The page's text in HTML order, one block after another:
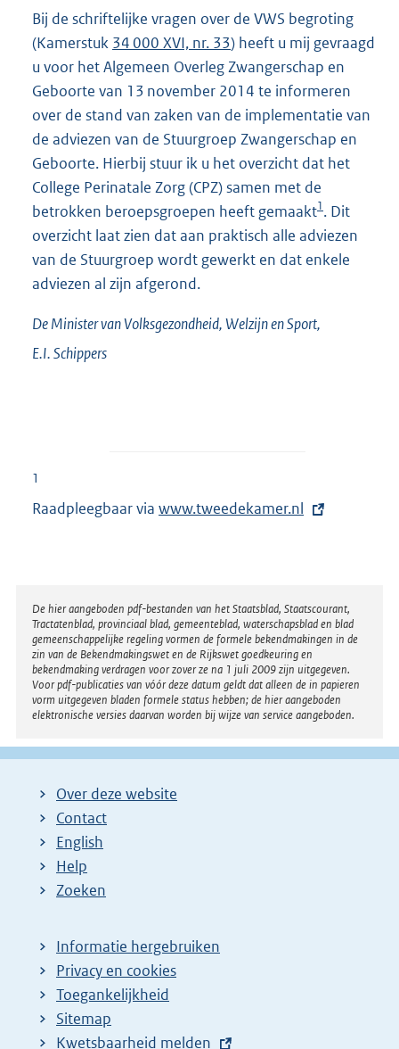
Bij de schriftelijke vragen over de VWS begroting
(Kamerstuk 34 000 XVI, nr. 33) heeft u mij gevraagd
u voor het Algemeen Overleg Zwangerschap en
Geboorte van 13 november 2014 te informeren
over de stand van zaken van de implementatie van
de adviezen van de Stuurgroep Zwangerschap en
Geboorte. Hierbij stuur ik u het overzicht dat het
College Perinatale Zorg (CPZ) samen met de
betrokken beroepsgroepen heeft gemaakt1. Dit
overzicht laat zien dat aan praktisch alle adviezen
van de Stuurgroep wordt gewerkt en dat enkele
adviezen al zijn afgerond.
De Minister van Volksgezondheid, Welzijn en Sport,
E.I.Schippers
1
Raadpleegbaar via E
r
n
e
l
i
n
k
www.tweedekamer.nl
Disclaimer
De hier aangeboden pdf-bestanden van het Staatsblad, Staatscourant,
Tractatenblad, provinciaal blad, gemeenteblad, waterschapsblad en blad
gemeenschappelijke regeling vormen de formele bekendmakingen in de
zin van de Bekendmakingswet en de Rijkswet goedkeuring en
bekendmaking verdragen voor zover ze na 1 juli 2009 zijn uitgegeven.
Voor pdf-publicaties van vóór deze datum geldt dat alleen de in papieren
vorm uitgegeven bladen formele status hebben; de hier aangeboden
elektronische versies daarvan worden bij wijze van service aangeboden.
Over deze website
Contact
English
Help
Zoeken
Informatie hergebruiken
Privacy en cookies
Toegankelijkheid
Sitemap
E
Kwetsbaarheid melden